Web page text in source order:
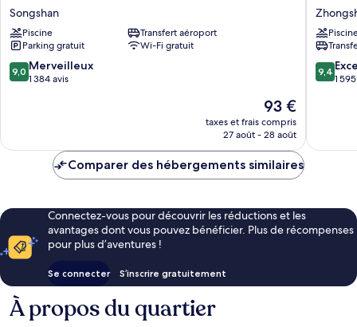
TAIPEI
Songshan
Songshan
Piscine
Transfert aéroport
Parking gratuit
Wi-Fi gratuit
9.0
sur
9,0 Merveilleux
1 384 avis
Le
nouveau
prix
de
93 €
taxes et frais compris
27 août - 28 août
Premier
Taipei
9.4
sur
9,4
1
Comparer des hébergements similaires
Connectez-vous pour découvrir les réductions et les
avantages dont vous pouvez bénéficier. Plus de récompenses
pour plus d’aventures !
Se connecter S’inscrire gratuitement
À propos du quartier